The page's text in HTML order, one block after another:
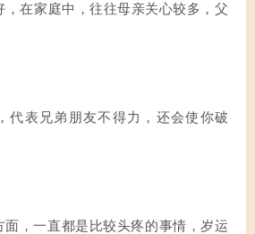
，在家庭中，往往母亲关心较多，父
代表兄弟朋友不得力，还会使你破
面，一直都是比较头疼的事情，岁运